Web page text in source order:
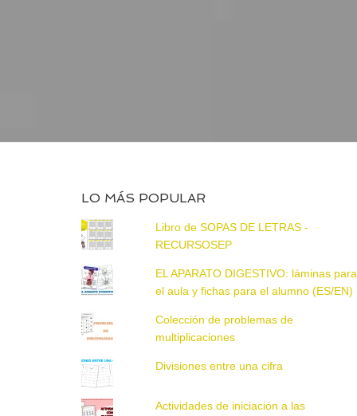
LO MÁS POPULAR
Libro de SOPAS DE LETRAS -
RECURSOSEP
EL APARATO DIGESTIVO: láminas para
el aula y fichas para el alumno (ES/EN)
Colección de problemas de
multiplicaciones
Divisiones entre una cifra
Actividades de iniciación a las